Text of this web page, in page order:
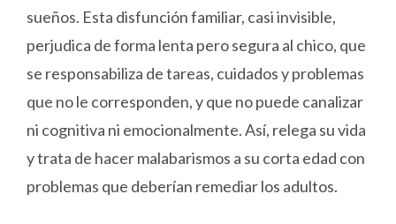
sueños. Esta disfunción familiar, casi invisible,
perjudica de forma lenta pero segura al chico, que
se responsabiliza de tareas, cuidados y problemas
que no le corresponden, y que no puede canalizar
ni cognitiva ni emocionalmente. Así, relega su vida
y trata de hacer malabarismos a su corta edad con
problemas que deberían remediar los adultos.